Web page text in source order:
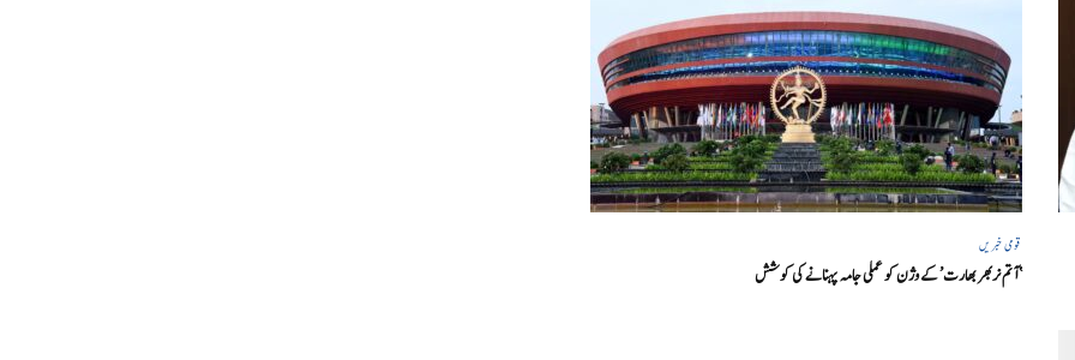
قومی خبریں
‘ آتم نربھر بھارت’ کے وژن کو عملی جامہ پہنانے کی کوشش